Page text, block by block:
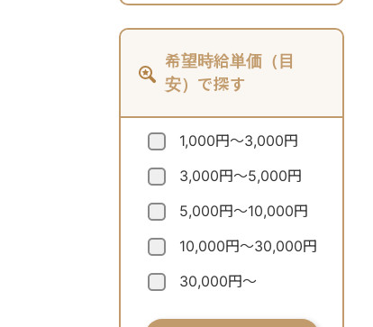
希望時給単価（目
安）で探す
1,000円～3,000円
3,000円～5,000円
5,000円～10,000円
10,000円～30,000円
30,000円～